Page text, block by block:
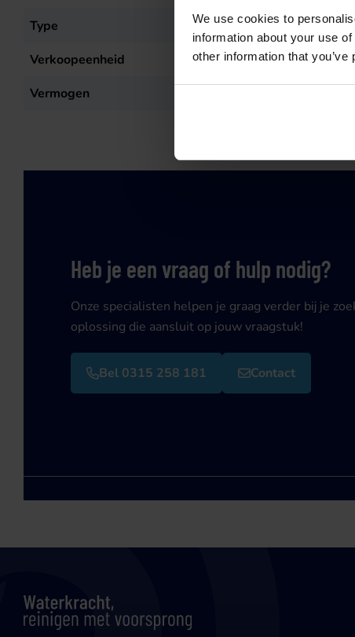
We use cookies to
information about your use
other information that
Type
MW 50
Verkoopeenheid
st
Vermogen
Heb je een vraag of hulp nodig?
Onze specialisten helpen je graag verder bij je
oplossing die aansluit op jouw vraagstuk!
Bel 0315 258 181 Contact